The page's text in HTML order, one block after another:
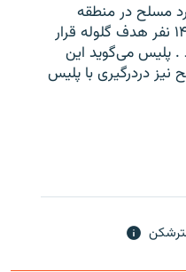
مسلح در منطقه
مرکزی تورنتو ،‌بزرگترین شهر کانادا،۱۴ نفر هدف گلوله قرار
. پلیس می‌گوید این
دردرگیری با پلیس